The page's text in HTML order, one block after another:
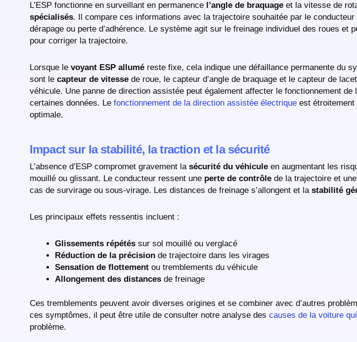
L’ESP fonctionne en surveillant en permanence l’angle de braquage et la vitesse de
spécialisés. Il compare ces informations avec la trajectoire souhaitée par le
dérapage ou perte d’adhérence. Le système agit sur le freinage individuel des roues et
pour corriger la trajectoire.
Lorsque le voyant ESP allumé reste fixe, cela indique une défaillance permanente du
sont le capteur de vitesse de roue, le capteur d’angle de braquage et le capteur de
véhicule. Une panne de direction assistée peut également affecter le fonctionnement de
certaines données. Le fonctionnement de la direction assistée électrique est étroitement
optimale.
Impact sur la stabilité, la traction et la sécurité
L’absence d’ESP compromet gravement la sécurité du véhicule en augmentant les
mouillé ou glissant. Le conducteur ressent une perte de contrôle de la trajectoire et
cas de survirage ou sous-virage. Les distances de freinage s’allongent et la stabilité
Les principaux effets ressentis incluent :
Glissements répétés sur sol mouillé ou verglacé
Réduction de la précision de trajectoire dans les virages
Sensation de flottement ou tremblements du véhicule
Allongement des distances de freinage
Ces tremblements peuvent avoir diverses origines et se combiner avec d’autres
ces symptômes, il peut être utile de consulter notre analyse des causes de la voiture
problème.